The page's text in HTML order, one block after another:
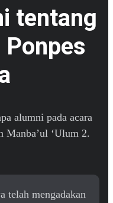
tentang
alumni pada acara
Manba’ul ‘Ulum 2.
telah mengadakan